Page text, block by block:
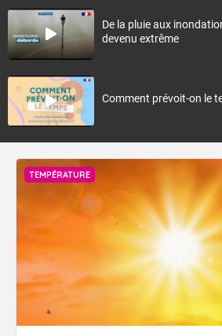
De la pluie aux
devenu extrême
Comment prévoit-on le
TEMPÉRATURE